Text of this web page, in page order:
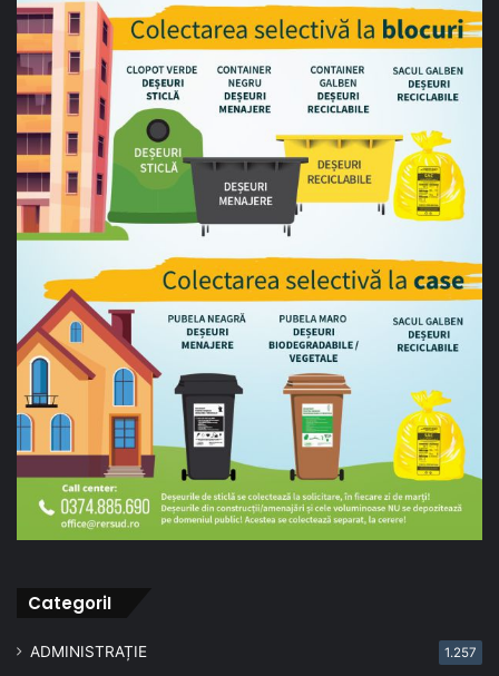
CategoriI
ADMINISTRAȚIE 1.257